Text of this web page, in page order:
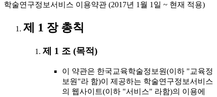
학술연구정보서비스 이용약관 (2017년 1월 1일 ~ 현재 적용)
제 1 장 총칙
제 1 조 (목적)
이 약관은 한국교육학술정보원(이하 "교육정
보원"라 함)이 제공하는 학술연구정보서비스
의 웹사이트(이하 "서비스" 라함)의 이용에